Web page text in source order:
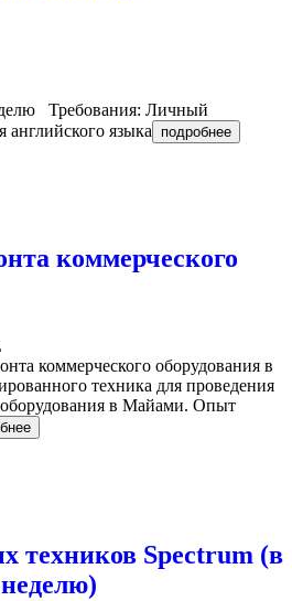
Требования: Личный
английского языка
подробнее
коммерческого
коммерческого оборудования в
техника для проведения
оборудования в Майами. Опыт
техников Spectrum (в